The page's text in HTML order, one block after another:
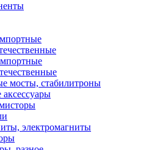
мосты, стабилитроны
электромагниты